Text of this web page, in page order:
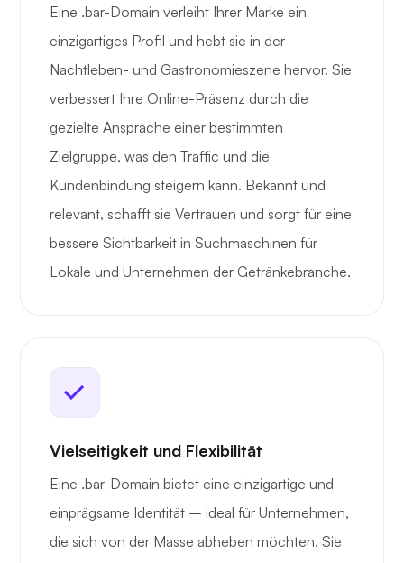
Eine .bar-Domain verleiht Ihrer Marke ein
einzigartiges Profil und hebt sie in der
Nachtleben- und Gastronomieszene hervor. Sie
verbessert Ihre Online-Präsenz durch die
gezielte Ansprache einer bestimmten
Zielgruppe, was den Traffic und die
Kundenbindung steigern kann. Bekannt und
relevant, schafft sie Vertrauen und sorgt für eine
bessere Sichtbarkeit in Suchmaschinen für
Lokale und Unternehmen der Getränkebranche.
Vielseitigkeit und Flexibilität
Eine .bar-Domain bietet eine einzigartige und
einprägsame Identität – ideal für Unternehmen,
die sich von der Masse abheben möchten. Sie